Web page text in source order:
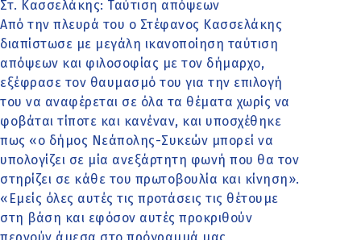
Στ. Κασσελάκης: Ταύτιση απόψεων
Από την πλευρά του ο Στέφανος Κασσελάκης
διαπίστωσε με μεγάλη ικανοποίηση ταύτιση
απόψεων και φιλοσοφίας με τον δήμαρχο,
εξέφρασε τον θαυμασμό του για την επιλογή
του να αναφέρεται σε όλα τα θέματα χωρίς να
φοβάται τίποτε και κανέναν, και υποσχέθηκε
πως «ο δήμος Νεάπολης-Συκεών μπορεί να
υπολογίζει σε μία ανεξάρτητη φωνή που θα τον
στηρίζει σε κάθε του πρωτοβουλία και κίνηση».
«Εμείς όλες αυτές τις προτάσεις τις θέτουμε
στη βάση και εφόσον αυτές προκριθούν